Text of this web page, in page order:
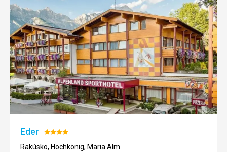
Eder Hodnotenie:
4/5
Rakúsko, Hochkönig, Maria Alm